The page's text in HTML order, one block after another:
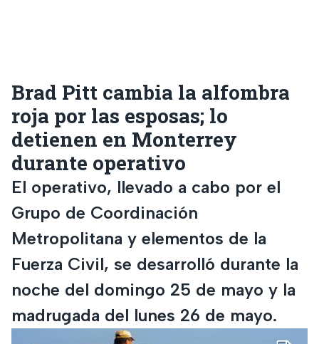
Brad Pitt cambia la alfombra
roja por las esposas; lo
detienen en Monterrey
durante operativo
El operativo, llevado a cabo por el
Grupo de Coordinación
Metropolitana y elementos de la
Fuerza Civil, se desarrolló durante la
noche del domingo 25 de mayo y la
madrugada del lunes 26 de mayo.